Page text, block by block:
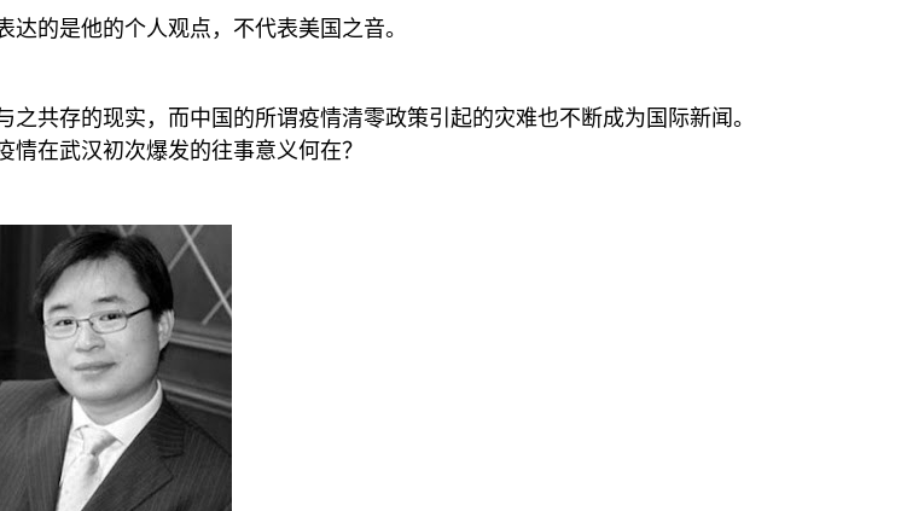
的是他的个人观点，不代表美国之音。
共存的现实，而中国的所谓疫情清零政策引起的灾难也不断成为国际新闻。
在武汉初次爆发的往事意义何在？